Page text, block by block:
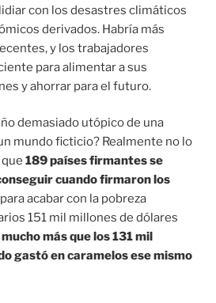
con los desastres climáticos
derivados. Habría más
y los trabajadores
para alimentar a sus
y ahorrar para el futuro.
demasiado utópico de una
mundo ficticio? Realmente no lo
189 países firmantes se
cuando firmaron los
acabar con la pobreza
151 mil millones de dólares
más que los 131 mil
gastó en caramelos ese mismo